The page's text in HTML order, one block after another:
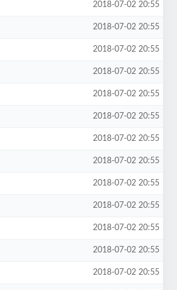
2018-07-02 20:55
2018-07-02 20:55
2018-07-02 20:55
2018-07-02 20:55
2018-07-02 20:55
2018-07-02 20:55
2018-07-02 20:55
2018-07-02 20:55
2018-07-02 20:55
2018-07-02 20:55
2018-07-02 20:55
2018-07-02 20:55
2018-07-02 20:55